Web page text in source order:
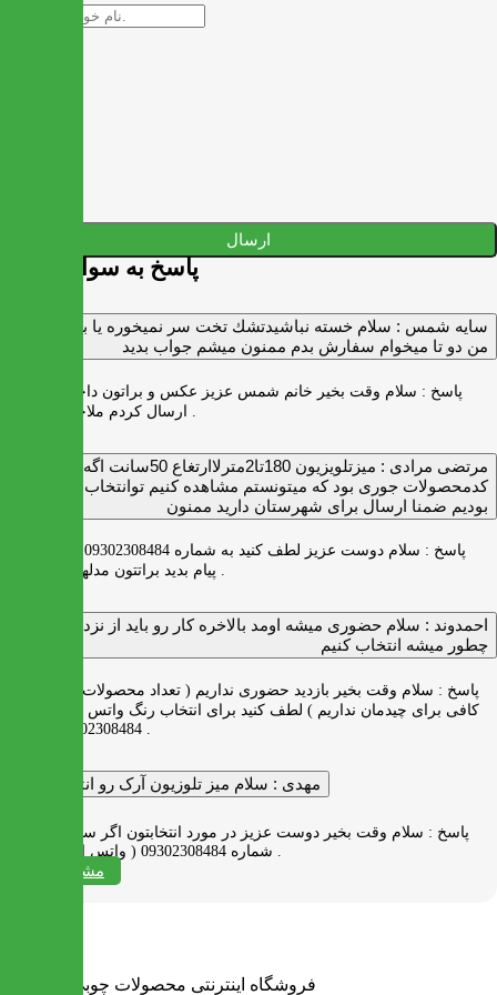
ارسال
پاسخ به سوالات شما
سايه شمس : سلام خسته نباشيدتشك تخت سر نميخوره يا برنميگرده
من دو تا ميخوام سفارش بدم ممنون ميشم جواب بديد
پاسخ : سلام وقت بخیر خانم شمس عزیز عکس و براتون داخل واتس اپ
مرتضی مرادی :
میزتلویزیون 180تا2مترلاارتغاع 50سانت اگه
کدمحصولات جوری بود که میتونستم مشاهده کنیم توانتخاب راحت‌تر
بودیم ضمنا ارسال برای شهرستان دارید ممنون
پاسخ :
پیام بدید براتتون مدلها رو بفرستیم .
احمدوند : سلام حضوری میشه اومد بالاخره کار رو باید از نزدیک دید
چطور میشه انتخاب کنیم
پاسخ : سلام وقت بخیر بازدید حضوری نداریم ( تعداد محصولات زیاد و فضای
کافی برای چیدمان نداریم ) لطف کنید برای انتخاب رنگ واتس اپ به شماره
مهدی : سلام میز تلوزیون آرک رو انتخاب کردم
پاسخ : سلام وقت بخیر دوست عزیز در مورد انتخابتون اگر سوالی دارید به
شماره 09302308484 ( واتس اپ ) پیام بدید .
مشاهده همه
فروشگاه اینترنتی محصولات چوبی ایران میز